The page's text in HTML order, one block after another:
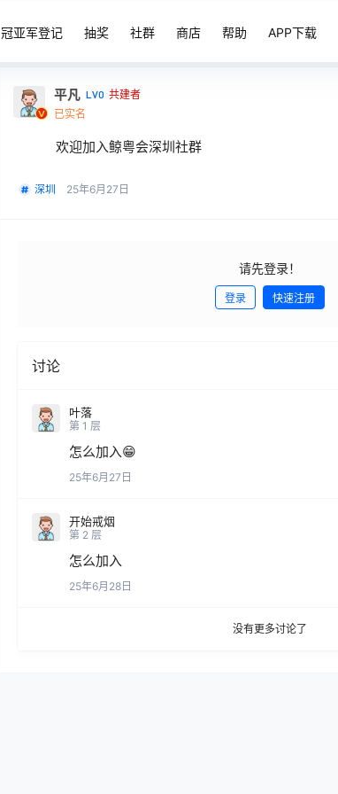
冠亚军登记 抽奖 社群 商店 帮助 APP下载
平凡 LV0 共建者
已实名
欢迎加入鲸粤会深圳社群
深圳 25年6月27日
请先登录！
登录 快速注册
讨论
叶落
第 1 层
怎么加入😁
25年6月27日
开始戒烟
第 2 层
怎么加入
25年6月28日
没有更多讨论了